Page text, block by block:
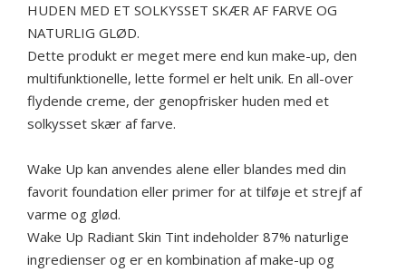
HUDEN MED ET SOLKYSSET SKÆR AF FARVE OG
NATURLIG GLØD.
Dette produkt er meget mere end kun make-up, den
multifunktionelle, lette formel er helt unik. En all-over
flydende creme, der genopfrisker huden med et
solkysset skær af farve.
Wake Up kan anvendes alene eller blandes med din
favorit foundation eller primer for at tilføje et strejf af
varme og glød.
Wake Up Radiant Skin Tint indeholder 87% naturlige
ingredienser og er en kombination af make-up og